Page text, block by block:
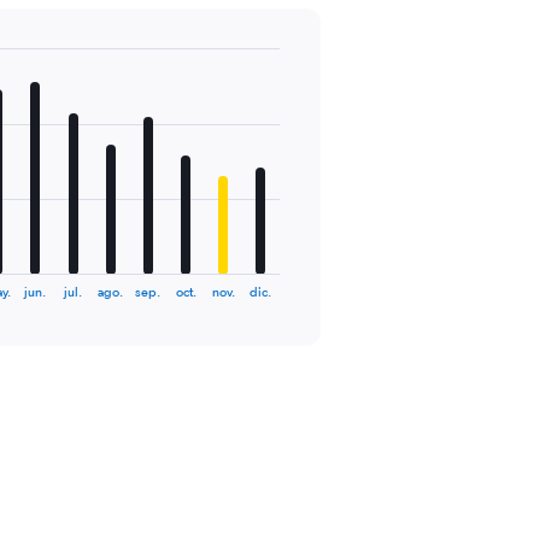
jun. jul. ago. sep. oct. nov. dic.